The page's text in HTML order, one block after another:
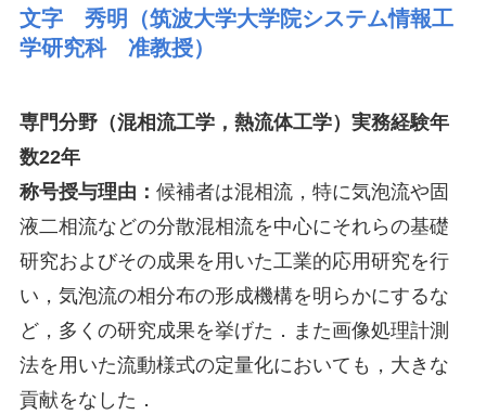
文字 秀明（筑波大学大学院システム情報工
学研究科 准教授）
専門分野（混相流工学，熱流体工学）実務経験年
数22年
称号授与理由： 候補者は混相流，特に気泡流や固
液二相流などの分散混相流を中心にそれらの基礎
研究およびその成果を用いた工業的応用研究を行
い，気泡流の相分布の形成機構を明らかにするな
ど，多くの研究成果を挙げた．また画像処理計測
法を用いた流動様式の定量化においても，大きな
貢献をなした．